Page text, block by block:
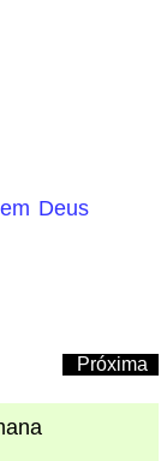
Deus
Próxima